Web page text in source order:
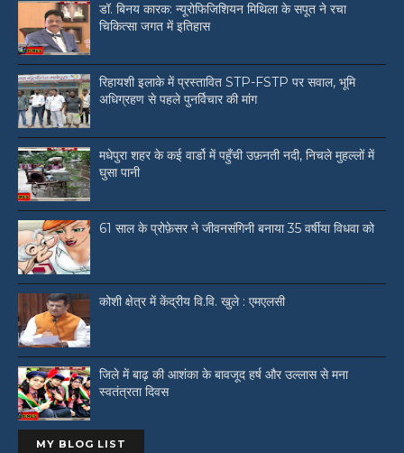
डॉ. बिनय कारक: न्यूरोफिजिशियन मिथिला के सपूत ने रचा
चिकित्सा जगत में इतिहास
रिहायशी इलाके में प्रस्तावित STP-FSTP पर सवाल, भूमि
अधिग्रहण से पहले पुनर्विचार की मांग
मधेपुरा शहर के कई वार्डो में पहुँची उफ़नती नदी, निचले मुहल्लों में
घुसा पानी
61 साल के प्रोफ़ेसर ने जीवनसंगिनी बनाया 35 वर्षीया विधवा को
कोशी क्षेत्र में केंद्रीय वि.वि. खुले : एमएलसी
जिले में बाढ़ की आशंका के बावजूद हर्ष और उल्लास से मना
स्वतंत्रता दिवस
MY BLOG LIST